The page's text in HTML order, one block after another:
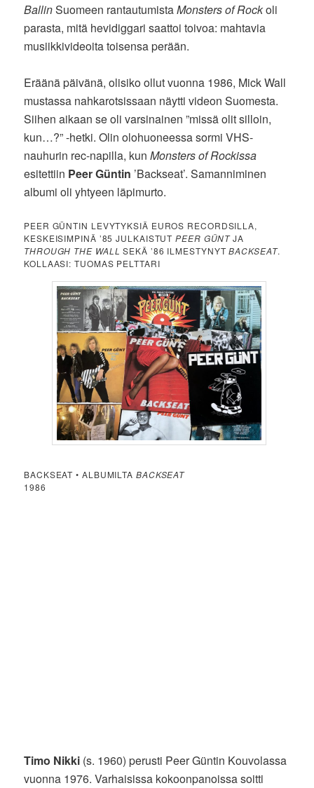
BallinSuomeen rantautumistaMonsters of Rockoli
parasta, mitä hevidiggari saattoi toivoa: mahtavia
musiikkivideoita toisensa perään.
Eräänä päivänä, olisiko ollut vuonna 1986, Mick Wall
mustassa nahkarotsissaan näytti videon Suomesta.
Siihen aikaan se oli varsinainen ”missä olit silloin,
kun…?” -hetki. Olin olohuoneessa sormi VHS-
nauhurin rec-napilla, kunMonsters of Rockissa
esitettiin Peer Güntin ’Backseat’. Samanniminen
albumi oli yhtyeen läpimurto.
PEER GÜNTIN LEVYTYKSIÄ EUROS RECORDSILLA,
KESKEISIMPINÄ ’85 JULKAISTUTPEER GÜNTJA
THROUGH THE WALL SEKÄ ’86 ILMESTYNYTBACKSEAT.
KOLLAASI: TUOMAS PELTTARI
BACKSEAT • ALBUMILTA BACKSEAT
1986
Timo Nikki (s. 1960) perusti Peer Güntin Kouvolassa
vuonna 1976. Varhaisissa kokoonpanoissa soitti